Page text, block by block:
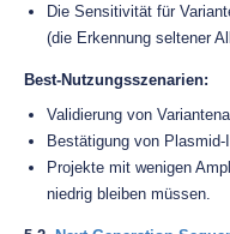
Die Sensitivität für
(die Erkennung seltener
Best-Nutzungsszenarien:
Validierung von
Bestätigung von
Projekte mit wenigen
niedrig bleiben müssen.